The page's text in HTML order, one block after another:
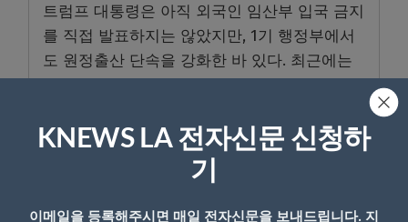
트럼프 대통령은 아직 외국인 임산부 입국 금지
를 직접 발표하지는 않았지만, 1기 행정부에서
도 원정출산 단속을 강화한 바 있다. 최근에는
리를 축하한다”는 글을 올려 원정출산 문제를
다시 부각시키기도 했다.
KNEWS LA 전자신문 신청하
기
이메일을 등록해주시면 매일 전자신문을 보내드립니다. 지